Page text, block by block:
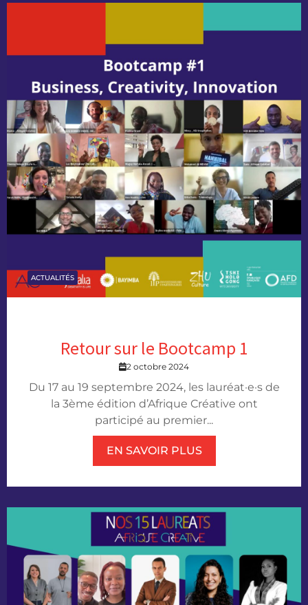
ACTUALITÉS
Retour sur le Bootcamp 1
2 octobre 2024
Du 17 au 19 septembre 2024, les lauréat·e·s de
la 3ème édition d’Afrique Créative ont
participé au premier...
EN SAVOIR PLUS